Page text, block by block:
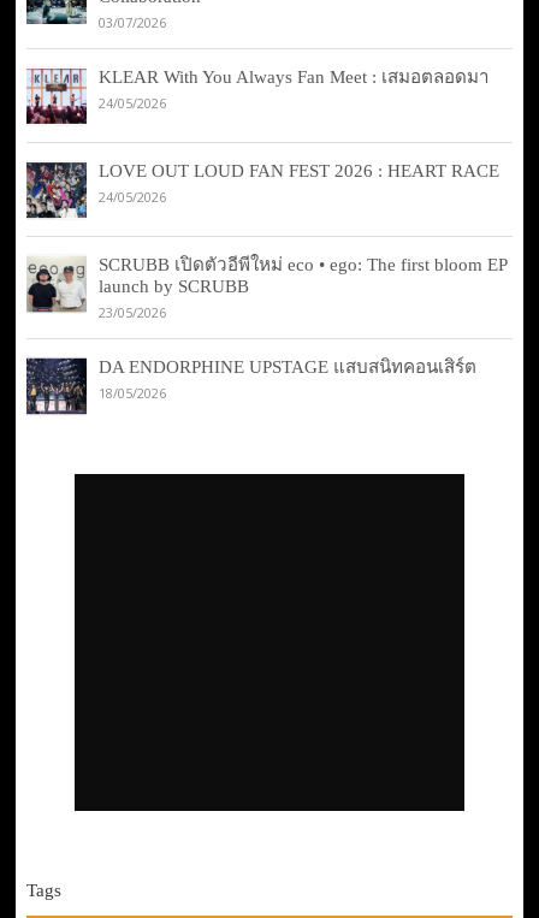
03/07/2026
KLEAR With You Always Fan Meet : เสมอตลอดมา
24/05/2026
LOVE OUT LOUD FAN FEST 2026 : HEART RACE
24/05/2026
SCRUBB เปิดตัวอีพีใหม่ eco • ego: The first bloom EP
launch by SCRUBB
23/05/2026
DA ENDORPHINE UPSTAGE แสบสนิทคอนเสิร์ต
18/05/2026
Tags